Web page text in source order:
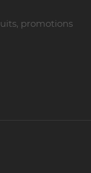
promotions